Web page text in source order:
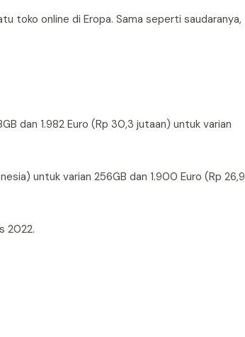
toko online di Eropa. Sama seperti saudaranya,
dan 1.982 Euro (Rp 30,3 jutaan) untuk varian
untuk varian 256GB dan 1.900 Euro (Rp 26,9
2022.